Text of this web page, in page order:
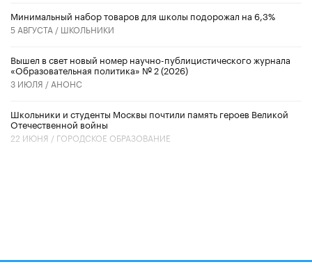
Минимальный набор товаров для школы подорожал на 6,3%
5 АВГУСТА / ШКОЛЬНИКИ
Вышел в свет новый номер научно-публицистического журнала
«Образовательная политика» № 2 (2026)
3 ИЮЛЯ / АНОНС
Школьники и студенты Москвы почтили память героев Великой
Отечественной войны
22 ИЮНЯ / ГОРОДСКОЕ ОБРАЗОВАНИЕ